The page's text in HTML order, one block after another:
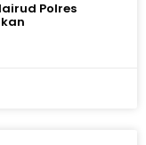
Polres